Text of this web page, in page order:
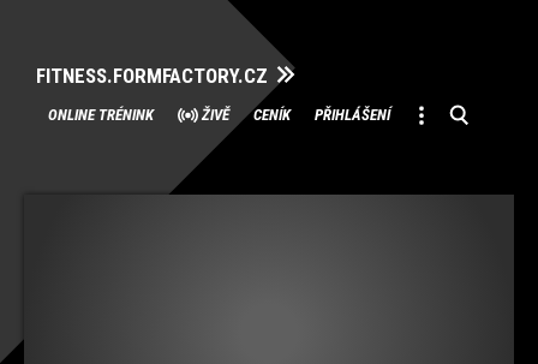
FITNESS.FORMFACTORY.CZ
Přeskočit
na
ONLINE TRÉNINK ŽIVĚ CENÍK PŘIHLÁŠENÍ